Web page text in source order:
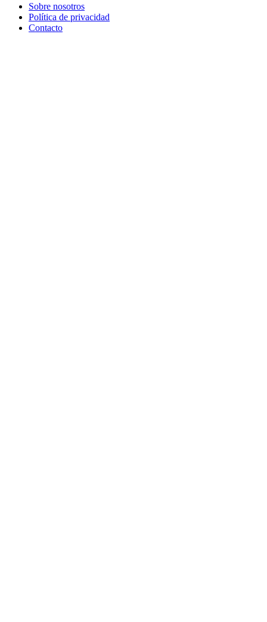
Sobre nosotros
Política de privacidad
Contacto